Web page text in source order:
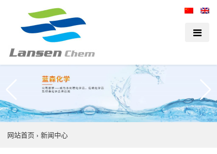
网站首页 › 新闻中心